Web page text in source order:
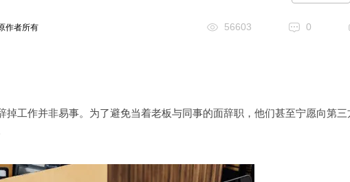
作者所有 56603 0
掉工作并非易事。为了避免当着老板与同事的面辞职，他们甚至宁愿向第三